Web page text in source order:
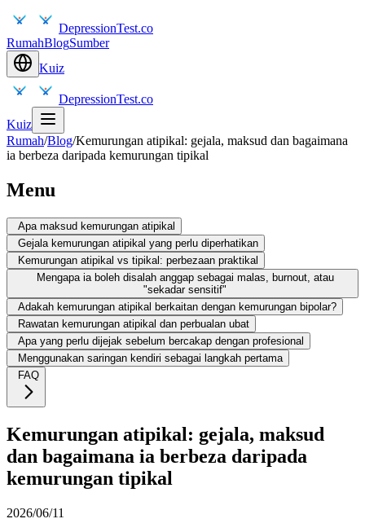
DepressionTest.co
RumahBlogSumber
Kuiz
DepressionTest.co
Kuiz
Rumah/Blog/Kemurungan atipikal: gejala, maksud dan bagaimana
ia berbeza daripada kemurungan tipikal
Menu
Apa maksud kemurungan atipikal
Gejala kemurungan atipikal yang perlu diperhatikan
Kemurungan atipikal vs tipikal: perbezaan praktikal
Mengapa ia boleh disalah anggap sebagai malas, burnout, atau
"sekadar sensitif"
Adakah kemurungan atipikal berkaitan dengan kemurungan bipolar?
Rawatan kemurungan atipikal dan perbualan ubat
Apa yang perlu dijejak sebelum bercakap dengan profesional
Menggunakan saringan kendiri sebagai langkah pertama
FAQ
Kemurungan atipikal: gejala, maksud
dan bagaimana ia berbeza daripada
kemurungan tipikal
2026/06/11